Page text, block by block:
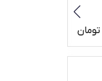
تومان